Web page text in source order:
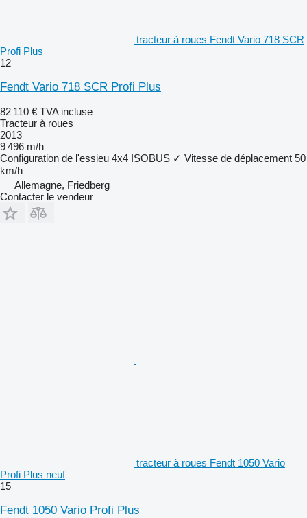
tracteur à roues Fendt Vario 718 SCR
Profi Plus
12
Fendt Vario 718 SCR Profi Plus
82 110 € TVA incluse
Tracteur à roues
2013
9 496 m/h
Configuration de l'essieu 4x4 ISOBUS ✓ Vitesse de déplacement 50
km/h
Allemagne, Friedberg
Contacter le vendeur
tracteur à roues Fendt 1050 Vario
Profi Plus neuf
15
Fendt 1050 Vario Profi Plus